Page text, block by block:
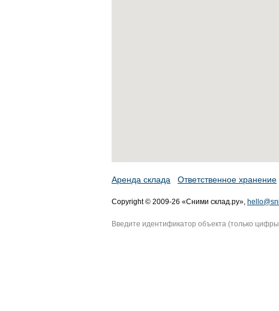
Аренда склада Ответственное хранение
Copyright © 2009-26 «Сними склад.ру»,
Введите идентификатор объекта (только